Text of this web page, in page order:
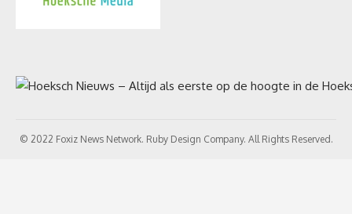
© 2022 Foxiz News Network. Ruby Design Company. All Rights Reserved.